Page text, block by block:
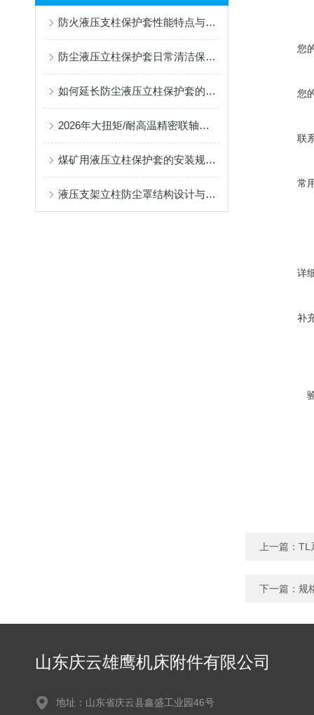
防火液压支柱保护套性能特点与阻燃防护应用
防尘液压立柱保护套日常清洁保养与更换规范
如何延长防尘液压立柱保护套的使用寿命？
2026年大扭矩/耐高温精密联轴器定制找哪家？能实现精准定制的优质厂家盘点
煤矿用液压立柱保护套的安装规范与使用寿命提升方案
液压支架立柱防尘罩结构设计与密封防护原理
您
您
联
常
详
补
上一篇： TL
下一篇： 规
山东庆云雄鹰机床附件有限公司
地址：山东省庆云县鑫盛工业园46号